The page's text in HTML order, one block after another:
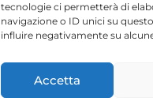
tecnologie ci permetterà di
navigazione o ID unici su
influire negativamente su
Accetta